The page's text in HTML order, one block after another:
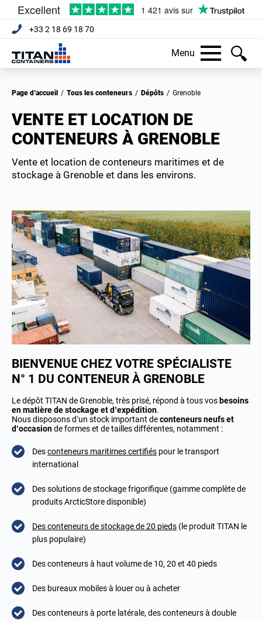
+33 2 18 69 18 70
Menu
Page d’accueil / Tous les conteneurs / Dépôts / Grenoble
VENTE ET LOCATION DE
CONTENEURS À GRENOBLE
Vente et location de conteneurs maritimes et de
stockage à Grenoble et dans les environs.
BIENVENUE CHEZ VOTRE SPÉCIALISTE
N° 1 DU CONTENEUR À GRENOBLE
Le dépôt TITAN de Grenoble, très prisé, répond à tous vos besoins
en matière de stockage et d’expédition.
Nous disposons d’un stock important deconteneurs neufs et
d’occasionde formes et de tailles différentes, notamment :
Desconteneurs maritimes certifiés pour le transport
international
Des solutions de stockage frigorifique (gamme complète de
produits ArcticStore disponible)
Des conteneurs de stockage de 20 pieds (le produit TITAN le
plus populaire)
Des conteneurs à haut volume de 10, 20 et 40 pieds
Des bureaux mobiles à louer ou à acheter
Des conteneurs à porte latérale, des conteneurs à double